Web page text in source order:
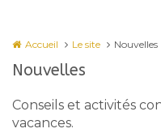
Accueil Le site Nouvelles
Nouvelles
Conseils et activités
vacances.